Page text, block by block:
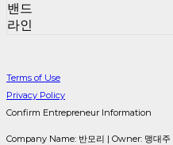
밴드
라인
Terms of Use
Privacy Policy
Confirm Entrepreneur Information
Company Name: 반모리 | Owner: 맹대